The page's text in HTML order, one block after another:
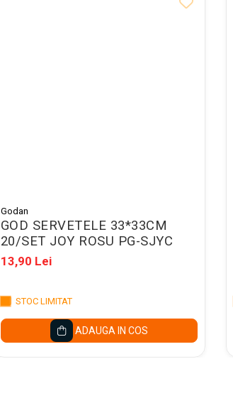
Godan
GOD SERVETELE 33*33CM
20/SET JOY ROSU PG-SJYC
13,90 Lei
STOC LIMITAT
ADAUGA IN COS